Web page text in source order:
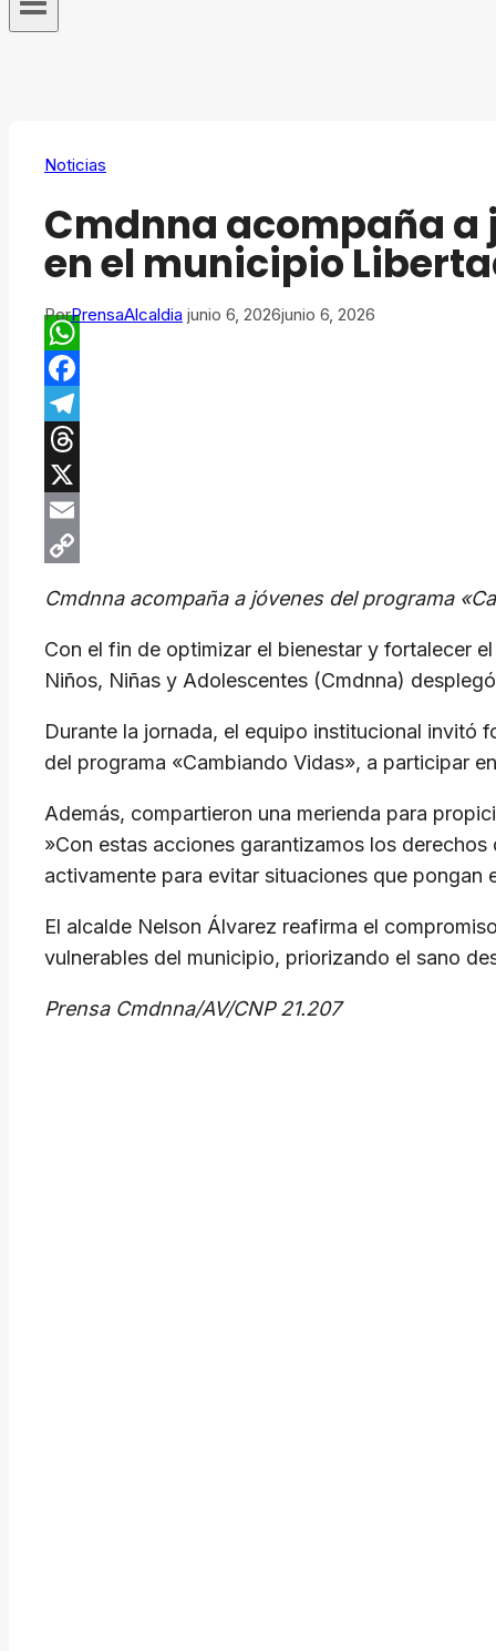
Noticias
Cmdnna acompaña a
en el municipio
PorPrensaAlcaldia junio 6, 2026junio 6, 2026
WhatsApp
Facebook
Telegram
Threads
X
Email
Cmdnna acompaña a jóvenes del programa
Con el fin de optimizar el bienestar y fortalecer
Niños, Niñas y Adolescentes (Cmdnna)
​Durante la jornada, el equipo institucional invitó
del programa «Cambiando Vidas», a participar
Además, compartieron una merienda para
​»Con estas acciones garantizamos los
activamente para evitar situaciones que pongan
​El alcalde Nelson Álvarez reafirma el
vulnerables del municipio, priorizando el sano
​Prensa Cmdnna/AV/CNP 21.207